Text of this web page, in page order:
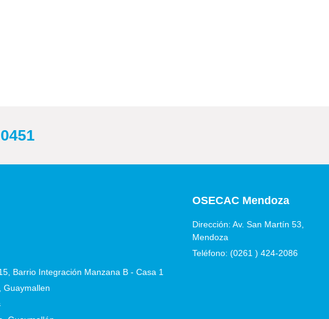
Barrio Integración Manzana B - Casa 1
Guaymallen
OSECAC Mendoza
Dirección: Av. San Martín 53,
Mendoza
Teléfono: (0261 ) 424-2086